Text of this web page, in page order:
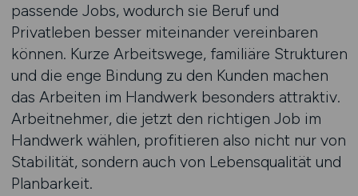
passende Jobs, wodurch sie Beruf und
Privatleben besser miteinander vereinbaren
können. Kurze Arbeitswege, familiäre Strukturen
und die enge Bindung zu den Kunden machen
das Arbeiten im Handwerk besonders attraktiv.
Arbeitnehmer, die jetzt den richtigen Job im
Handwerk wählen, profitieren also nicht nur von
Stabilität, sondern auch von Lebensqualität und
Planbarkeit.